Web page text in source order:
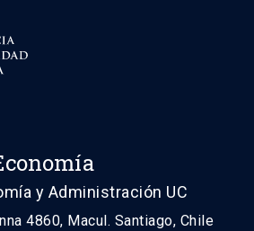
y Administración UC
4860, Macul. Santiago, Chile